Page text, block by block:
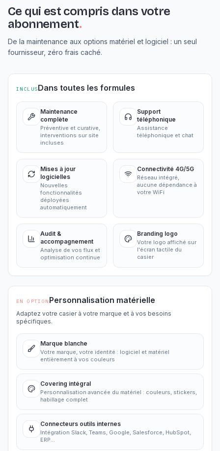
Ce qui est compris dans votre
abonnement.
De la maintenance aux options matériel et logiciel : un seul
fournisseur, zéro frais caché.
INCLUSDans toutes les formules
Maintenance
complète
Préventive et curative,
interventions sur site
incluses
Support
téléphonique
Assistance
téléphonique et chat
Mises à jour
logicielles
Nouvelles
fonctionnalités
déployées
automatiquement
Connectivité 4G/5G
Réseau intégré,
aucune dépendance à
votre WiFi
Audit &
accompagnement
Analyse de vos flux et
optimisation continue
Branding logo
Votre logo affiché sur
l'écran tactile du
casier
EN OPTION Personnalisation matérielle
Adaptez votre casier à votre marque et à vos besoins
spécifiques.
Marque blanche
Votre marque, votre identité : logiciel et matériel
entièrement à vos couleurs
Covering intégral
Personnalisation avancée du matériel : couleurs, stickers,
habillage complet
Connecteurs outils internes
Intégration Slack, Teams, Google, Salesforce, HubSpot,
ERP...